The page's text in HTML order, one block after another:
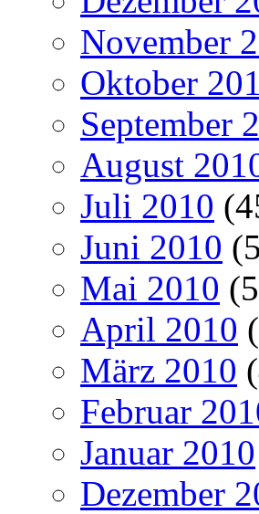
November
Oktober
September
August
Juli 2010
Juni 2010
Mai 2010
April 2010
März 2010
Februar
Januar 2010
Dezember